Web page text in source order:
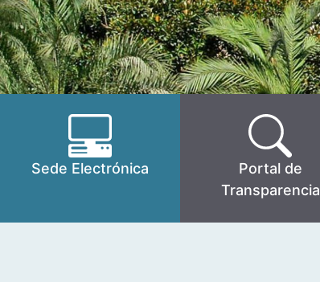
Sede Electrónica
Portal de
Transparencia